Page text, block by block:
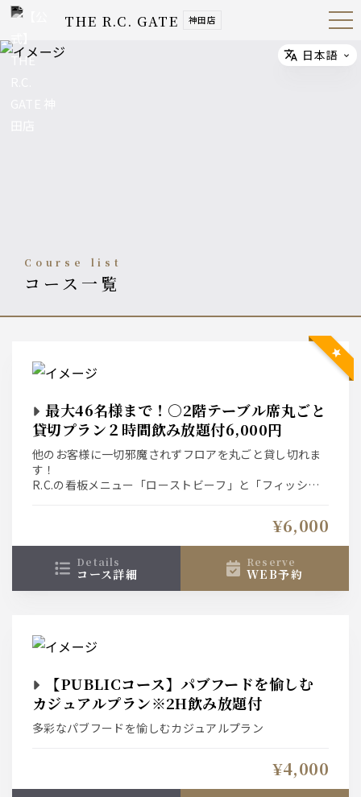
THE R.C. GATE 神田店 Open
Navig
course list
コース一覧
最大46名様まで！○2階テーブル席丸ごと
貸切プラン２時間飲み放題付6,000円
他のお客様に一切邪魔されずフロアを丸ごと貸し切れま
す！
R.C.の看板メニュー「ローストビーフ」と「フィッシュ
¥6,000
details
コース詳細
reserve
WEB予約
【PUBLICコース】パブフードを愉しむ
カジュアルプラン※2H飲み放題付
多彩なパブフードを愉しむカジュアルプラン
¥4,000
Select
日本語